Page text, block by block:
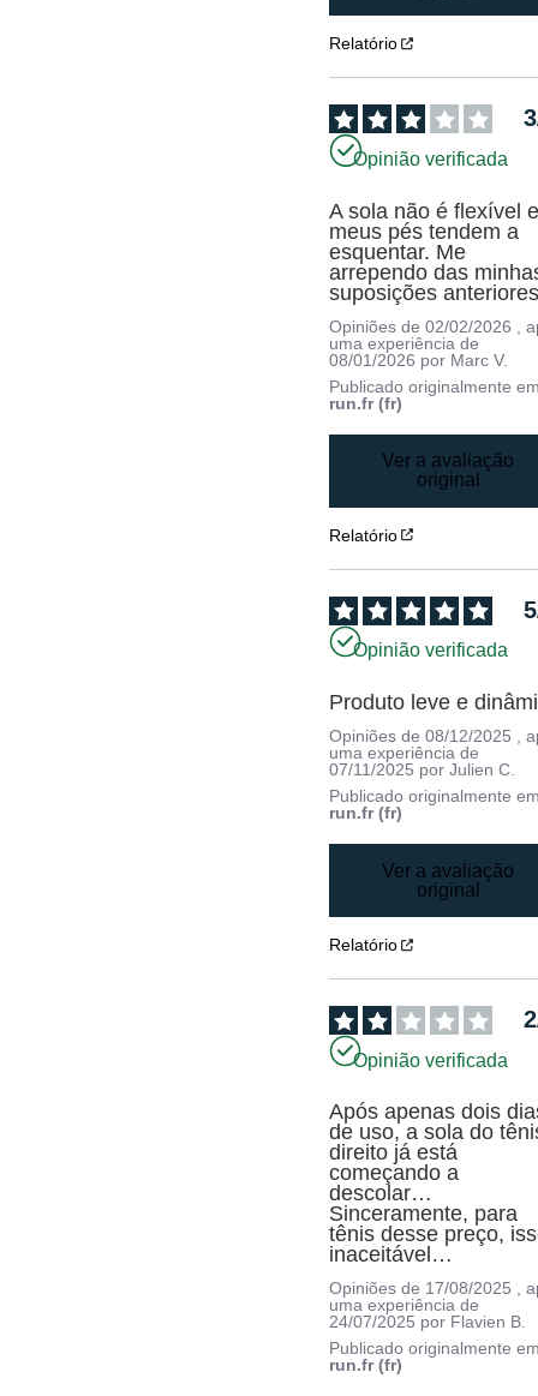
Relatório
3
Opinião verificada
A sola não é flexível
meus pés tendem a
esquentar. Me
arrependo das
suposições
Opiniões de02/02/2026
,
uma experiência de
08/01/2026 por Marc V.
Publicado originalmente
run.fr (fr)
Ver a avaliação
original
Relatório
5
Opinião verificada
Produto leve e
Opiniões de08/12/2025
,
uma experiência de
07/11/2025 porJulien C.
Publicado originalmente
run.fr (fr)
Ver a avaliação
original
Relatório
2
Opinião verificada
Após apenas dois
de uso, a sola do
direito já está
começando a
descolar…
Sinceramente, para
tênis desse preço,
inaceitável…
Opiniões de 17/08/2025 ,
uma experiência de
24/07/2025 por Flavien B.
Publicado originalmente
run.fr (fr)